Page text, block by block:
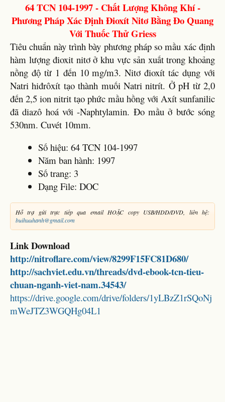
64 TCN 104-1997 - Chất Lượng Không Khí -
Phương Pháp Xác Định Đioxít Nitơ Bằng Đo Quang
Với Thuốc Thử Griess
Tiêu chuẩn này trình bày phương pháp so mầu xác định
hàm lượng đioxit nitơ ở khu vực sản xuất trong khoảng
nồng độ từ 1 đến 10 mg/m3. Nitơ đioxít tác dụng với
Natri hiđrôxít tạo thành muối Natri nitrít. Ở pH từ 2,0
đến 2,5 ion nitrit tạo phức mầu hồng với Axít sunfanilic
đã diazô hoá với -Naphtylamin. Đo mầu ở bước sóng
530nm. Cuvét 10mm.
Số hiệu: 64 TCN 104-1997
Năm ban hành: 1997
Số trang: 3
Dạng File: DOC
Hỗ trợ gửi trực tiếp qua email HOẶC copy USB/HDD/DVD, liên hệ:
buihuuhanh@gmail.com
Link Download
http://nitroflare.com/view/8299F15FC81D680/
http://sachviet.edu.vn/threads/dvd-ebook-tcn-tieu-
chuan-nganh-viet-nam.34543/
https://drive.google.com/drive/folders/1yLBzZ1rSQoNj
mWeJTZ3WGQHg04L1